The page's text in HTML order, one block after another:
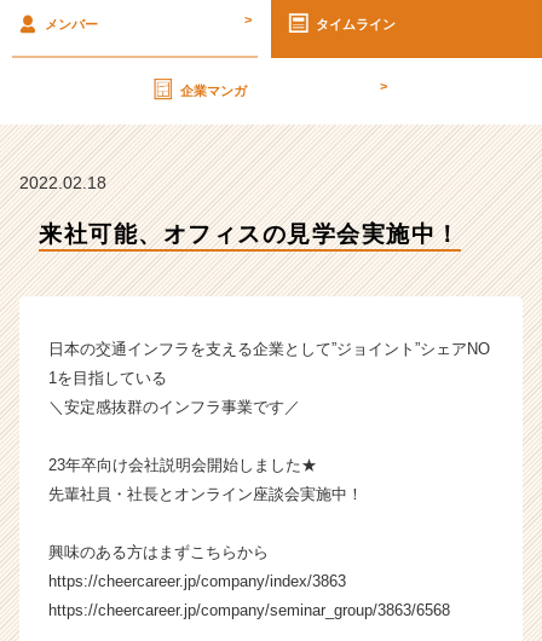
会
社
ッ
ク
業
タ
ム
イ
ン
チ
ャ
メンバー > タイムライン
企業マンガ >
2022.02.18
来社可能、オフィスの見学会実施中！
日本の交通インフラを支える企業として”ジョイント”シェアNO
1を目指している
＼安定感抜群のインフラ事業です／
23年卒向け会社説明会開始しました★
先輩社員・社長とオンライン座談会実施中！
興味のある方はまずこちらから
https://cheercareer.jp/company/index/3863
https://cheercareer.jp/company/seminar_group/3863/6568